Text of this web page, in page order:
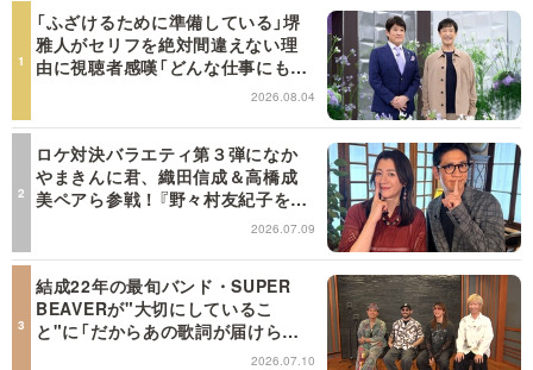
「ふざけるために準備している」堺
雅人がセリフを絶対間違えない理
由に視聴者感嘆「どんな仕事にも当
てはまる」【日曜日の初耳学】2026.08.04
ロケ対決バラエティ第３弾になか
やまきんに君、織田信成＆高橋成
美ペアら参戦！『野々村友紀子を黙
らせろ！』１２日（日）昼に放送！
2026.07.09
結成22年の最旬バンド・SUPER
BEAVERが"大切にしているこ
と"に「だからあの歌詞が届けられ
るんだ」共感の声＜日曜日の初耳学
2026.07.10